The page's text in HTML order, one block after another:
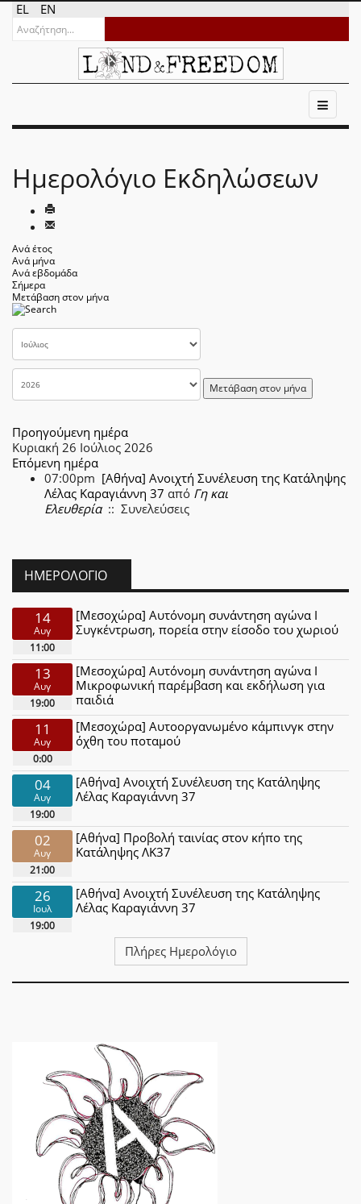
EL EN
Ημερολόγιο Εκδηλώσεων
Ανά έτος
Ανά μήνα
Ανά εβδομάδα
Σήμερα
Μετάβαση στον μήνα
Μετάβαση στον μήνα
Προηγούμενη ημέρα
Κυριακή 26 Ιούλιος 2026
Επόμενη ημέρα
07:00pm [Αθήνα] Ανοιχτή Συνέλευση της Κατάληψης
Λέλας Καραγιάννη 37 από Γη και
Ελευθερία:: Συνελεύσεις
ΗΜΕΡΟΛΌΓΙΟ
14
Αυγ
11:00
[Μεσοχώρα] Αυτόνομη συνάντηση αγώνα Ι
Συγκέντρωση, πορεία στην είσοδο του χωριού
13
Αυγ
19:00
[Μεσοχώρα] Αυτόνομη συνάντηση αγώνα Ι
Μικροφωνική παρέμβαση και εκδήλωση για
παιδιά
11
Αυγ
0:00
[Μεσοχώρα] Αυτοοργανωμένο κάμπινγκ στην
όχθη του ποταμού
04
Αυγ
19:00
[Αθήνα] Ανοιχτή Συνέλευση της Κατάληψης
Λέλας Καραγιάννη 37
02
Αυγ
21:00
[Αθήνα] Προβολή ταινίας στον κήπο της
Κατάληψης ΛΚ37
26
Ιουλ
19:00
[Αθήνα] Ανοιχτή Συνέλευση της Κατάληψης
Λέλας Καραγιάννη 37
Πλήρες Ημερολόγιο